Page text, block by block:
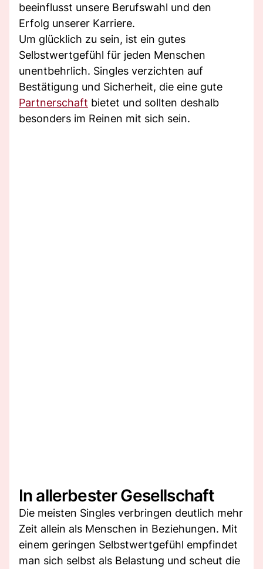
beeinflusst unsere Berufswahl und den
Erfolg unserer Karriere.
Um glücklich zu sein, ist ein gutes
Selbstwertgefühl für jeden Menschen
unentbehrlich. Singles verzichten auf
Bestätigung und Sicherheit, die eine gute
Partnerschaft bietet und sollten deshalb
besonders im Reinen mit sich sein.
In allerbester Gesellschaft
Die meisten Singles verbringen deutlich mehr
Zeit allein als Menschen in Beziehungen. Mit
einem geringen Selbstwertgefühl empfindet
man sich selbst als Belastung und scheut die